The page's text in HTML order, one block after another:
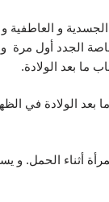
و العاطفية
الجدد أول مرة
ما بعد الولادة.
ما بعد الولادة في
أثناء الحمل. و